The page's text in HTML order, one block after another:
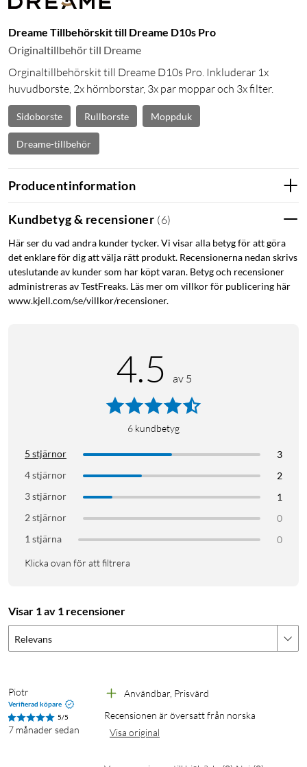
Dreame Tillbehörskit till Dreame D10s Pro
Originaltillbehör till Dreame
Orginaltillbehörskit till Dreame D10s Pro. Inkluderar 1x
huvudborste, 2x hörnborstar, 3x par moppar och 3x filter.
Sidoborste Rullborste Moppduk
Dreame-tillbehör
Producentinformation
Kundbetyg & recensioner (6)
Här ser du vad andra kunder tycker. Vi visar alla betyg för att göra
det enklare för dig att välja rätt produkt. Recensionerna nedan skrivs
uteslutande av kunder som har köpt varan. Betyg och recensioner
administreras av TestFreaks. Läs mer om villkor för publicering här
www.kjell.com/se/villkor/recensioner.
4.5 av 5
6 kundbetyg
5 stjärnor
3
4 stjärnor
2
3 stjärnor
1
2 stjärnor
0
1 stjärna
0
Klicka ovan för att filtrera
Visar 1 av 1 recensioner
Relevans
Piotr
Verifierad köpare
5/5
7 månader sedan
Användbar, Prisvärd
Recensionen är översatt från norska
Visa original